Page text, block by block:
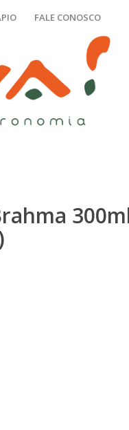
FALE CONOSCO